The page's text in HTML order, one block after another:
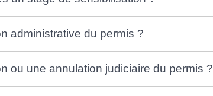
administrative du permis ?
ou une annulation judiciaire du permis ?